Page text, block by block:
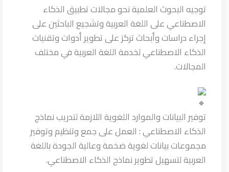
توجيه البحوث العلمية نحو مجالات تطبيق الذكاء
الاصطناعي على اللغة العربية وتشجيع الباحثين على
إجراء دراسات وأبحاث تركز على تطوير أدوات وتقنيات
الذكاء الاصطناعي لخدمة اللغة العربية في مختلف
المجالات.
توفير البيانات والموارد اللغوية اللازمة لتدريب نماذج
الذكاء الاصطناعي : العمل على جمع وتنظيم وتوفير
مجموعات بيانات لغوية ضخمة وعالية الجودة باللغة
العربية لتسهيل تطوير نماذج الذكاء الاصطناعي.